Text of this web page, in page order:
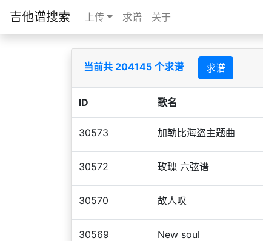
吉他谱搜索 上传 求谱 关于
当前共 204145 个求谱 求谱
ID 歌名
30573 加勒比海盗主题曲
30572 玫瑰 六弦谱
30570 故人叹
30569 New soul